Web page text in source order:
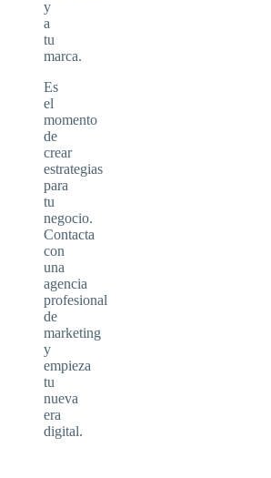
y
a
tu
marca.
Es
el
momento
de
crear
estrategias
para
tu
negocio.
Contacta
con
una
agencia
profesional
de
marketing
y
empieza
tu
nueva
era
digital.